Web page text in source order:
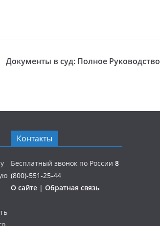
Документы в суд: Полное Руководство
Контакты
Бесплатный звонок по России 8
(800)-551-25-44
О сайте | Обратная связь